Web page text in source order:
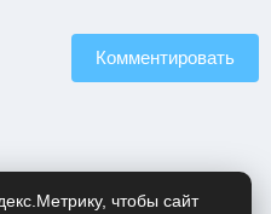
Комментировать
чтобы сайт